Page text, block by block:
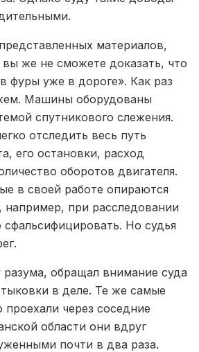
материалов,
вы же не сможете доказать, что
фуры уже в дороге». Как раз
Машины оборудованы
спутникового слежения.
отследить весь путь
его остановки, расход
оборотов двигателя.
в своей работе опираются
например, при расследовании
Но судья
разума, обращал внимание суда
в деле. Те же самые
через соседние
области они вдруг
почти в два раза.